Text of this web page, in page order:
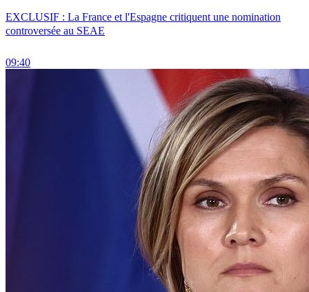
EXCLUSIF : La France et l'Espagne critiquent une nomination
controversée au SEAE
09:40